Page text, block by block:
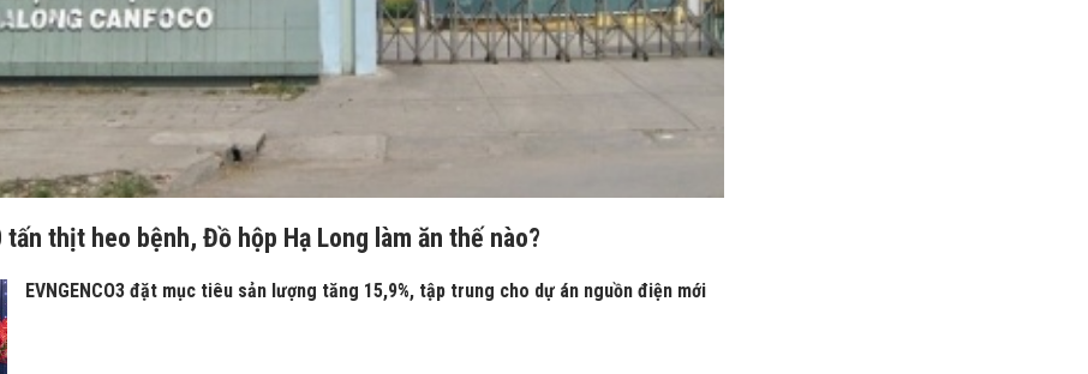
tấn thịt heo bệnh, Đồ hộp Hạ Long làm ăn thế nào?
EVNGENCO3 đặt mục tiêu sản lượng tăng 15,9%, tập trung cho dự án nguồn điện mới